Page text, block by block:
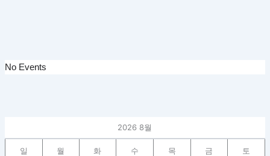
No Events
2026 8월
일 월 화 수 목 금 토